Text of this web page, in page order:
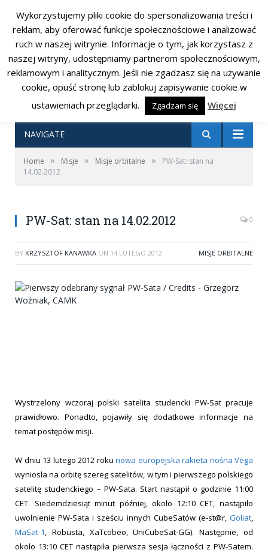
RSSFacebook
Twitter
NAVIGATE
Home » Misje » Misje orbitalne »
PW-Sat: stan na
14.02.2012
PW-Sat: stan na 14.02.2012 0
BY KRZYSZTOF KANAWKA ON 14 LUTEGO 2012 MISJE ORBITALNE
Wystrzelony wczoraj polski satelita studencki PW-Sat pracuje
prawidłowo. Ponadto, pojawiły się dodatkowe informacje na
temat postępów misji.
W dniu 13 lutego 2012 roku nowa europejska rakieta nośna Vega
wyniosła na orbitę szereg satelitów, w tym i pierwszego polskiego
satelitę studenckiego – PW-Sata. Start nastąpił o godzinie 11:00
CET. Siedemdziesiąt minut później, około 12:10 CET, nastąpiło
uwolnienie PW-Sata i sześciu innych CubeSatów (e-st@r, Goliat,
MaSat-1, Robusta, XaTcobeo, UniCubeSat-GG). Następnie, od
około 13:10 CET nastąpiła pierwsza sesja łączności z PW-Satem.
Wykorzystujemy pliki cookie do spersonalizowania treści i
reklam, aby oferować funkcje społecznościowe i analizować
ruch w naszej witrynie. Informacje o tym, jak korzystasz z
naszej witryny, udostępniamy partnerom społecznościowym,
reklamowym i analitycznym. Jeśli nie zgadzasz się na używanie
cookie, opuść stronę lub zablokuj zapisywanie cookie w
ustawieniach przeglądarki.
Zgadzam się Więcej